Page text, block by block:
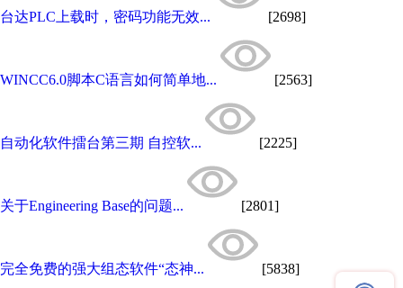
台达PLC上载时，密码功能无效... [2698]
WINCC6.0脚本C语言如何简单地... [2563]
自动化软件擂台第三期 自控软... [2225]
关于Engineering Base的问题... [2801]
完全免费的强大组态软件“态神... [5838]